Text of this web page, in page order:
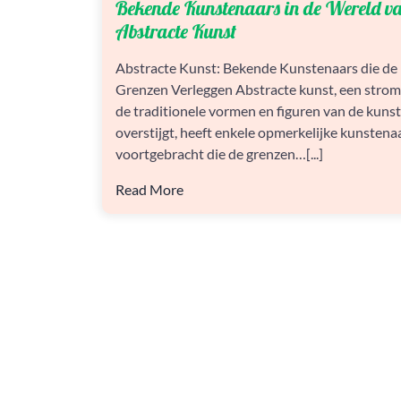
KUNSTENAARS
DE
VAN
ABSTRACTE
KUNST
Bekende Kunstenaars in de Wereld
Abstracte Kunst
Abstracte Kunst: Bekende Kunstenaars die de
Grenzen Verleggen Abstracte kunst, een
de traditionele vormen en figuren van de
overstijgt, heeft enkele opmerkelijke
voortgebracht die de grenzen…[...]
Read More